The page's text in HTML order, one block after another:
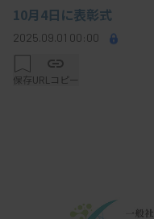
10月4日に表彰式
2025.09.01 00:00
保存URLコピー